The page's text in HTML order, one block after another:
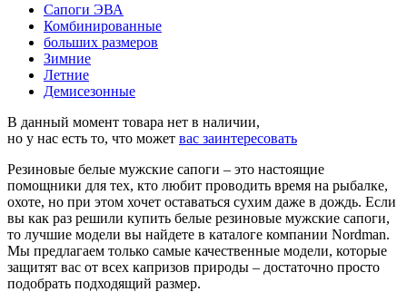
Cапоги ЭВА
Комбинированные
больших размеров
Зимние
Летние
Демисезонные
В данный момент товара нет в наличии,
но у нас есть то, что может вас заинтересовать
Резиновые белые мужские сапоги – это настоящие
помощники для тех, кто любит проводить время на рыбалке,
охоте, но при этом хочет оставаться сухим даже в дождь. Если
вы как раз решили купить белые резиновые мужские сапоги,
то лучшие модели вы найдете в каталоге компании Nordman.
Мы предлагаем только самые качественные модели, которые
защитят вас от всех капризов природы – достаточно просто
подобрать подходящий размер.